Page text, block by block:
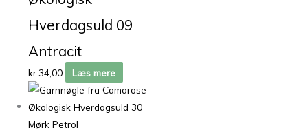
Hverdagsuld 09
Antracit
kr.34,00 Læs mere